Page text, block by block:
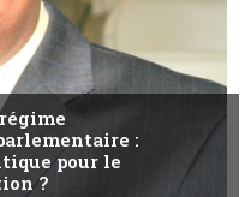
:
pour le
?